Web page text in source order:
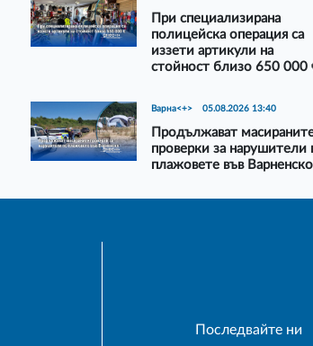
При специализирана
полицейска операция са
иззети артикули на
стойност близо 650 000
Варна<+> 05.08.2026 13:40
Продължават
проверки за нарушители
плажовете във Варненско
Последвайте ни